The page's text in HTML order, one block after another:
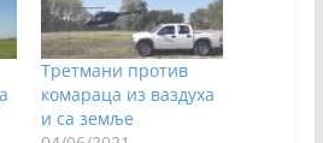
Третмани против
комараца из ваздуха
и са земље